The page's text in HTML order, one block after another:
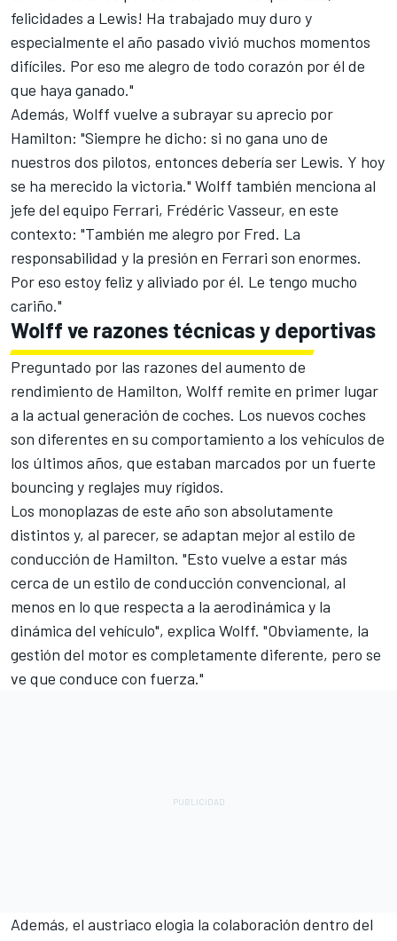
felicidades a Lewis! Ha trabajado muy duro y
especialmente el año pasado vivió muchos momentos
difíciles. Por eso me alegro de todo corazón por él de
que haya ganado."
Además, Wolff vuelve a subrayar su aprecio por
Hamilton: "Siempre he dicho: si no gana uno de
nuestros dos pilotos, entonces debería ser Lewis. Y hoy
se ha merecido la victoria." Wolff también menciona al
jefe del equipo Ferrari, Frédéric Vasseur, en este
contexto: "También me alegro por Fred. La
responsabilidad y la presión en Ferrari son enormes.
Por eso estoy feliz y aliviado por él. Le tengo mucho
cariño."
Wolff ve razones técnicas y deportivas
Preguntado por las razones del aumento de
rendimiento de Hamilton, Wolff remite en primer lugar
a la actual generación de coches. Los nuevos coches
son diferentes en su comportamiento a los vehículos de
los últimos años, que estaban marcados por un fuerte
bouncing y reglajes muy rígidos.
Los monoplazas de este año son absolutamente
distintos y, al parecer, se adaptan mejor al estilo de
conducción de Hamilton. "Esto vuelve a estar más
cerca de un estilo de conducción convencional, al
menos en lo que respecta a la aerodinámica y la
dinámica del vehículo", explica Wolff. "Obviamente, la
gestión del motor es completamente diferente, pero se
ve que conduce con fuerza."
Además, el austriaco elogia la colaboración dentro del